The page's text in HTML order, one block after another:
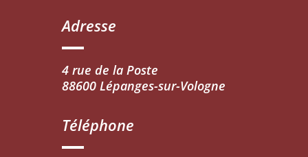
Adresse
4 rue de la Poste
88600 Lépanges-sur-Vologne
Téléphone